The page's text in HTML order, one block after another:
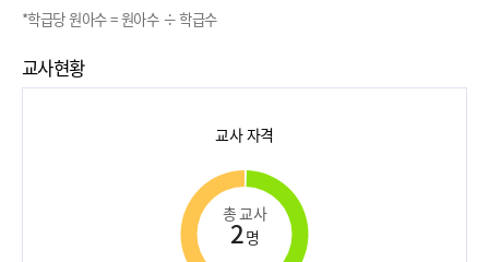
*학급당 원아수 = 원아수 ÷ 학급수
교사현황
교사 자격
총 교사
2명